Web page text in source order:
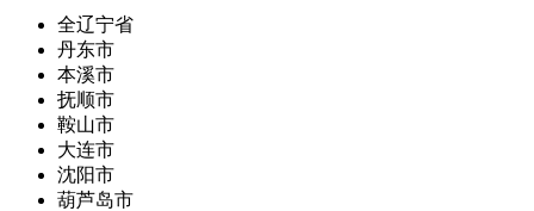
全辽宁省
丹东市
本溪市
抚顺市
鞍山市
大连市
沈阳市
葫芦岛市